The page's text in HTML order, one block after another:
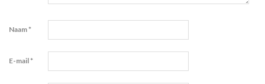
Naam*
E-mail*